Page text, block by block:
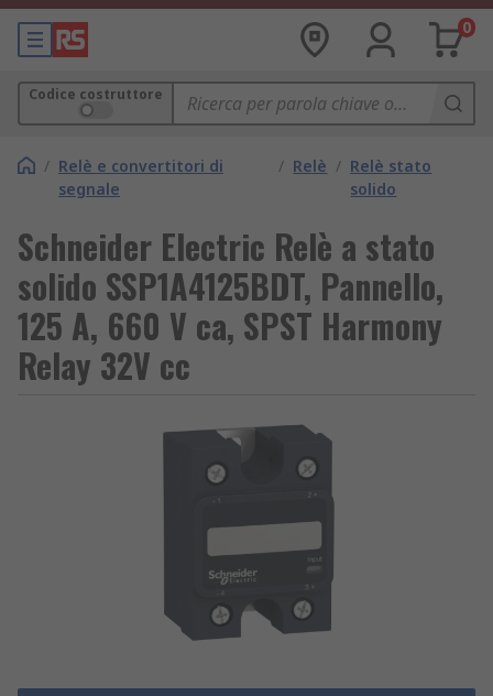
0
Codice costruttore
/ Relè e convertitori di
segnale
/ Relè / Relè stato
solido
Schneider Electric Relè a stato
solido SSP1A4125BDT, Pannello,
125 A, 660 V ca, SPST Harmony
Relay 32V cc